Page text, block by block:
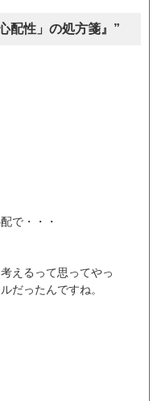
配性」の処方箋』”
で・・・
えるって思ってやっ
だったんですね。